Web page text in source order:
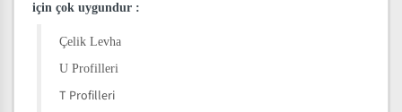
için çok uygundur :
Çelik Levha
U Profilleri
T Profilleri